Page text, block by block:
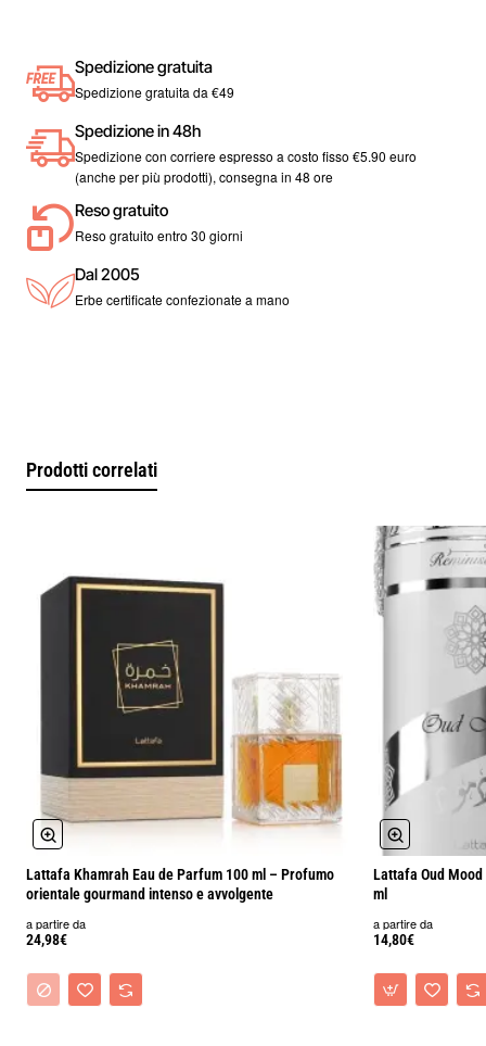
Spedizione gratuita
Spedizione gratuita da €49
Spedizione in 48h
Spedizione con corriere espresso a costo fisso €5.90 euro
(anche per più prodotti), consegna in 48 ore
Reso gratuito
Reso gratuito entro 30 giorni
Dal 2005
Erbe certificate confezionate a mano
Prodotti correlati
Lattafa Khamrah Eau de Parfum 100 ml – Profumo
orientale gourmand intenso e avvolgente
a partire da
24,98€
Lattafa Oud
ml
a partire da
14,80€